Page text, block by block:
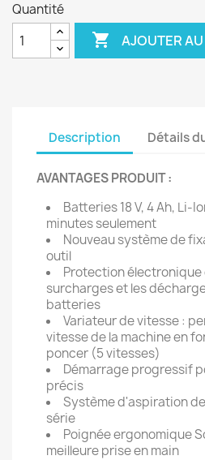
Quantité
 AJOUTER
Description Détails
AVANTAGES PRODUIT :
Batteries 18 V, 4 Ah, Li-
minutes seulement
Nouveau système de
outil
Protection électronique
surcharges et les
batteries
Variateur de vitesse :
vitesse de la machine en
poncer (5 vitesses)
Démarrage progressif
précis
Système d'aspiration
série
Poignée ergonomique
meilleure prise en main